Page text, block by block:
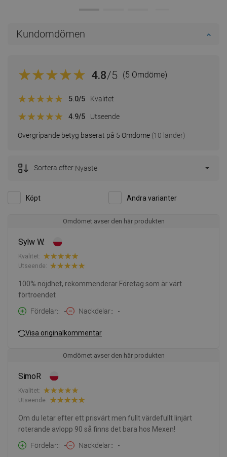
Kundomdömen
4.8/5 (5 Omdöme)
Övergripande betyg baserat på 5 Omdöme (10 länder)
5.0/5 Kvalitet
4.9/5 Utseende
Köpt Andra varianter
Sortera efter:Nyaste
Omdömet avser den här produkten
Sylw W.
Kvalitet:
Utseende:
100% nöjdhet, rekommenderar Företag som är värt
förtroendet
Fördelar:
- Nackdelar: -
Visa originalkommentar
Omdömet avser den här produkten
SimoR
Kvalitet:
Utseende:
Om du letar efter ett prisvärt men fullt värdefullt linjärt
roterande avlopp 90 så finns det bara hos Mexen!
Fördelar:
- Nackdelar: -